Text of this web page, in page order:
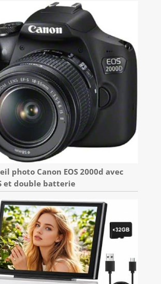
photo Canon EOS 2000d avec
et double batterie